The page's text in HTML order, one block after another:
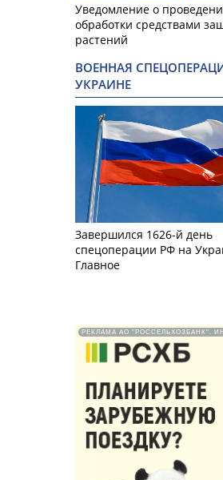
Уведомление о
обработки средствами
растений
ВОЕННАЯ
УКРАИНЕ
Завершился 1626-й день
спецоперации РФ на
Главное
РЕКЛАМА АО "РОССЕЛЬХОЗБАНК".